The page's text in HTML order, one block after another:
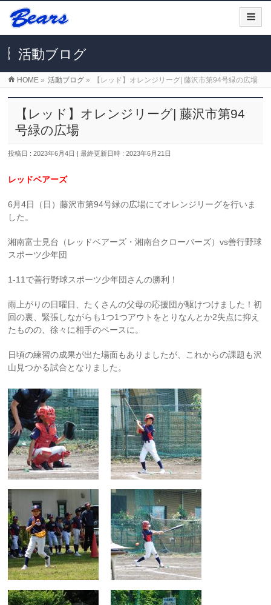
活動ブログ
HOME » 活動ブログ » 【レッド】オレンジリーグ| 藤沢市第94号緑の広場
【レッド】オレンジリーグ| 藤沢市第94
号緑の広場
投稿日 : 2023年6月4日 最終更新日時 : 2023年6月21日
レッドベアーズ
6 月4日（日）藤沢市第94号緑の広場にてオレンジリーグを行いま
した。
湘南富士見台（レッドベアーズ・湘南台クローバーズ）vs善行野球
スポーツ少年団
1-11 で善行野球スポーツ少年団さんの勝利！
雨上がりの日曜日、たくさんの父母の応援団が駆けつけました！初
回の裏、緊張しながらも1つ1つアウトをとりなんとか2失点に抑え
たものの、徐々に相手のペースに。
日頃の練習の成果が出た場面もありましたが、 これからの課題も沢
山見つかる試合となりました。